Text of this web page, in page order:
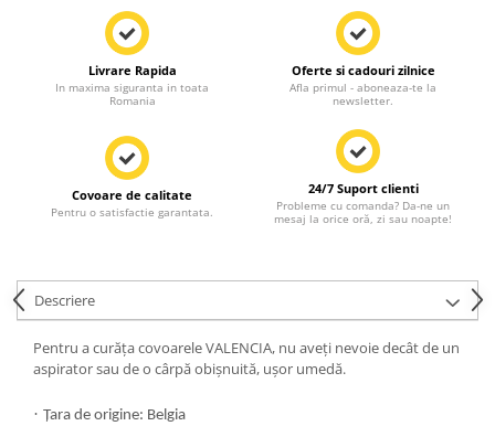
Livrare Rapida
In maxima siguranta in toata
Romania
Oferte si cadouri zilnice
Afla primul - aboneaza-te la
newsletter.
Covoare de calitate
Pentru o satisfactie garantata.
24/7 Suport clienti
Probleme cu comanda? Da-ne un
mesaj la orice oră, zi sau noapte!
Descriere
Pentru a curăța covoarele VALENCIA, nu aveți nevoie decât de un
aspirator sau de o cârpă obișnuită, ușor umedă.
· Țara de origine: Belgia